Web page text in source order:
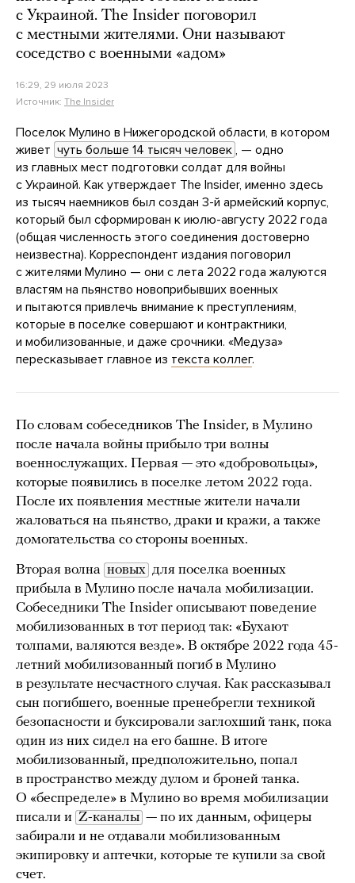
с Украиной. The Insider поговорил
с местными жителями. Они называют
соседство с военными «адом»
16:29, 29 июля 2023
Источник: The Insider
Поселок Мулино в Нижегородской области, в котором
живет чуть больше 14 тысяч человек , — одно
из главных мест подготовки солдат для войны
с Украиной. Как утверждает The Insider, именно здесь
из тысяч наемников был создан 3-й армейский корпус,
который был сформирован к июлю-августу 2022 года
(общая численность этого соединения достоверно
неизвестна). Корреспондент издания поговорил
с жителями Мулино — они с лета 2022 года жалуются
властям на пьянство новоприбывших военных
и пытаются привлечь внимание к преступлениям,
которые в поселке совершают и контрактники,
и мобилизованные, и даже срочники. «Медуза»
пересказывает главное из текста коллег.
По словам собеседников The Insider, в Мулино
после начала войны прибыло три волны
военнослужащих. Первая — это «добровольцы»,
которые появились в поселке летом 2022 года.
После их появления местные жители начали
жаловаться на пьянство, драки и кражи, а также
домогательства со стороны военных.
Вторая волна новых для поселка военных
прибыла в Мулино после начала мобилизации.
Собеседники The Insider описывают поведение
мобилизованных в тот период так: «Бухают
толпами, валяются везде». В октябре 2022 года 45-
летний мобилизованный погиб в Мулино
в результате несчастного случая. Как рассказывал
сын погибшего, военные пренебрегли техникой
безопасности и буксировали заглохший танк, пока
один из них сидел на его башне. В итоге
мобилизованный, предположительно, попал
в пространство между дулом и броней танка.
О «беспределе» в Мулино во время мобилизации
писали и Z-каналы — по их данным, офицеры
забирали и не отдавали мобилизованным
экипировку и аптечки, которые те купили за свой
счет.